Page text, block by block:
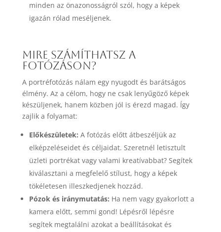
minden az önazonosságról szól, hogy a képek
igazán rólad meséljenek.
Mire számíthatsz a
fotózáson?
A portréfotózás nálam egy nyugodt és barátságos
élmény. Az a célom, hogy ne csak lenyűgöző képek
készüljenek, hanem közben jól is érezd magad. Így
zajlik a folyamat:
Előkészületek: A fotózás előtt átbeszéljük az
elképzeléseidet és céljaidat. Szeretnél letisztult
üzleti portrékat vagy valami kreatívabbat? Segítek
kiválasztani a megfelelő stílust, hogy a képek
tökéletesen illeszkedjenek hozzád.
Pózok és iránymutatás: Ha nem vagy gyakorlott a
kamera előtt, semmi gond! Lépésről lépésre
segítek megtalálni azokat a beállításokat és